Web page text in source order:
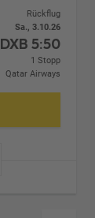
Rückflug
Sa., 3.10.26
DXB 5:50
1 Stopp
Qatar Airways